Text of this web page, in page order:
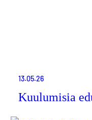
13.05.26
Kuulumisia